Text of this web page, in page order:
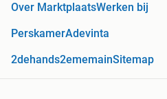
Over MarktplaatsWerken bij
PerskamerAdevinta
2dehands2ememainSitemap